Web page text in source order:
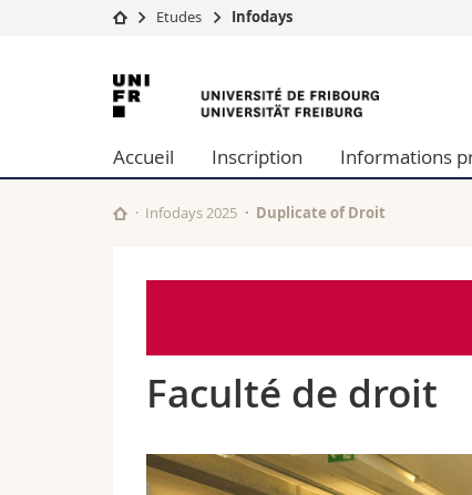
Université
Recherche
Université
Formation continue
Lettres
Etudes Infodays
Université
de
Fribourg
Accueil Inscription Informations
Infodays 2025 Duplicate of Droit
Faculté de droit